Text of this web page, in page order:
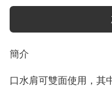
簡介
口水肩可雙面使用，其